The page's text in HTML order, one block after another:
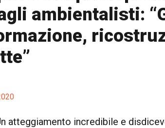
ambientalisti:
atteggiamento incredibile e